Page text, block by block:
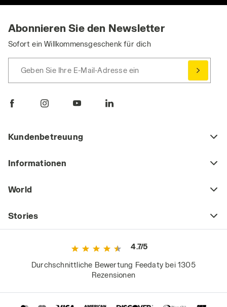
Abonnieren Sie den Newsletter
Sofort ein Willkommensgeschenk für dich
Geben Sie Ihre E-Mail-Adresse ein
Kundenbetreuung
Informationen
World
Stories
4.7/5
Durchschnittliche Bewertung Feedaty bei 1305
Rezensionen